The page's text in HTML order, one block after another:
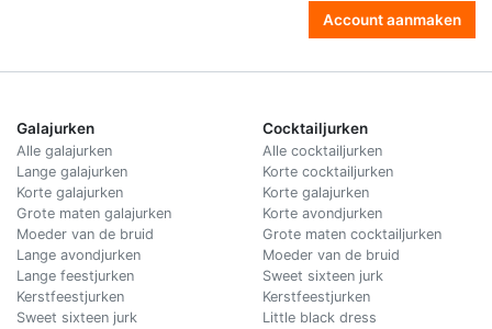
Account aanmaken
Galajurken
Alle galajurken
Lange galajurken
Korte galajurken
Grote maten galajurken
Moeder van de bruid
Lange avondjurken
Lange feestjurken
Kerstfeestjurken
Sweet sixteen jurk
Cocktailjurken
Alle cocktailjurken
Korte cocktailjurken
Korte galajurken
Korte avondjurken
Grote maten cocktailjurken
Moeder van de bruid
Sweet sixteen jurk
Kerstfeestjurken
Little black dress